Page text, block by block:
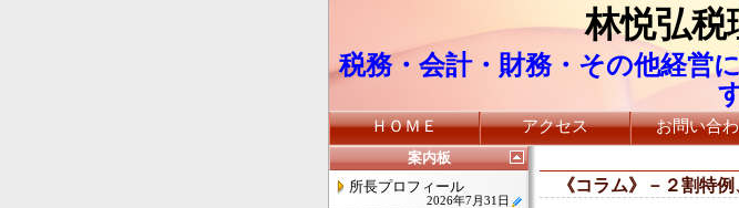
林悦弘税
税務・会計・財務・その他経営
ＨＯＭＥ アクセス お問い合
案内板
所長プロフィール
2026年7月31日
《コラム》－２割特